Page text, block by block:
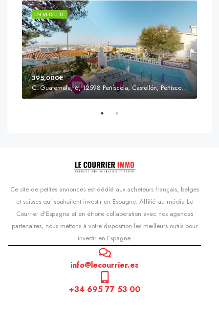
EN VEDETTE
395,000€
C. Guatemala, 6, 12598 Peñíscola, Castellón, Peñíscola, Communauté valencienne
Ce site de petites annonces est dédié aux acheteurs français, belges
et suisses qui souhaitent investir en Espagne. Affilié au média Le
Courrier d'Espagne et en étroite collaboration avec nos agences
partenaires, nous mettons à votre disposition les meilleurs outils pour
investir en Espagne.
info@lecourrier.es
+34 695 77 53 00